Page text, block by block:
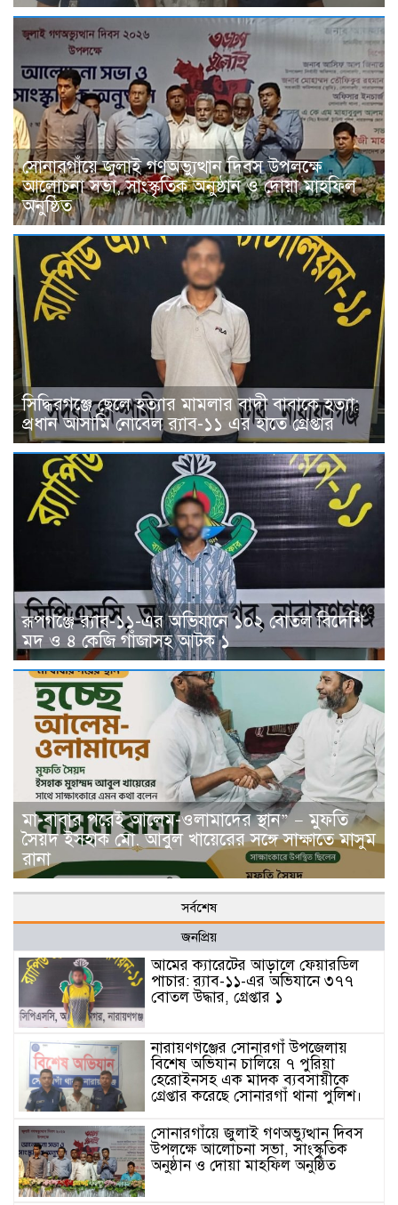
সোনারগাঁয়ে জুলাই গণঅভ্যুত্থান দিবস উপলক্ষে
আলোচনা সভা, সাংস্কৃতিক অনুষ্ঠান ও দোয়া মাহফিল
অনুষ্ঠিত
সিদ্ধিরগঞ্জে ছেলে হত্যার মামলার বাদী বাবাকে হত্যা:
প্রধান আসামি নোবেল র‍্যাব-১১ এর হাতে গ্রেপ্তার
রূপগঞ্জে র‍্যাব-১১-এর অভিযানে ১০২ বোতল বিদেশি
মদ ও ৪ কেজি গাঁজাসহ আটক ১
মা-বাবার পরেই আলেম-ওলামাদের স্থান” — মুফতি
সৈয়দ ইসহাক মো. আবুল খায়েরের সঙ্গে সাক্ষাতে মাসুম
রানা
সর্বশেষ
জনপ্রিয়
আমের ক্যারেটের আড়ালে ফেয়ারডিল
পাচার: র‍্যাব-১১-এর অভিযানে ৩৭৭
বোতল উদ্ধার, গ্রেপ্তার ১
নারায়ণগঞ্জের সোনারগাঁ উপজেলায়
বিশেষ অভিযান চালিয়ে ৭ পুরিয়া
হেরোইনসহ এক মাদক ব্যবসায়ীকে
গ্রেপ্তার করেছে সোনারগাঁ থানা পুলিশ।
সোনারগাঁয়ে জুলাই গণঅভ্যুত্থান দিবস
উপলক্ষে আলোচনা সভা, সাংস্কৃতিক
অনুষ্ঠান ও দোয়া মাহফিল অনুষ্ঠিত